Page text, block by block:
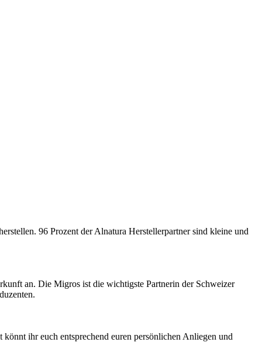
96 Prozent der Alnatura Herstellerpartner sind kleine und
an. Die Migros ist die wichtigste Partnerin der Schweizer
ihr euch entsprechend euren persönlichen Anliegen und